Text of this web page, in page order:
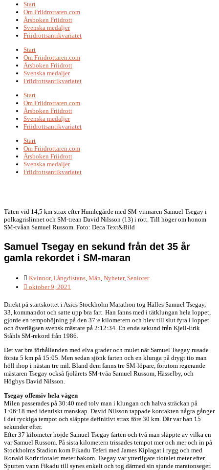
Start
Om Friidrottaren.com
Årsboken Friidrott
Svenska medaljer
Friidrottsantikvariatet
Start
Om Friidrottaren.com
Årsboken Friidrott
Svenska medaljer
Friidrottsantikvariatet
Start
Om Friidrottaren.com
Årsboken Friidrott
Svenska medaljer
Friidrottsantikvariatet
Start
Om Friidrottaren.com
Årsboken Friidrott
Svenska medaljer
Friidrottsantikvariatet
Täten vid 14,5 km strax efter Humlegårde med SM-vinnaren Samuel Tsegay i
polkagrislinnet och SM-trean David Nilsson (13) i rött. Till höger om honom
SM-tvåan Samuel Russom. Foto: Deca Text&Bild
Samuel Tsegay en sekund från det 35 år
gamla rekordet i SM-maran
Kvinnor, Långdistans, Män, Nyheter, Seniorer
oktober 9, 2021
Direkt på startskottet i Asics Stockholm Marathon tog Hälles Samuel Tsegay,
33, kommandot och satte upp bra fart. Han fanns med i tätklungan hela loppet,
gjorde en tempohöjning på den 37:e kilometern och blev till slut fyra i loppet
och överlägsen svensk mästare på 2:12:34. En enda sekund från Kjell-Erik
Ståhls SM-rekord från 1986.
Det var bra förhållanden med elva grader och mulet när Samuel Tsegay rusade
första 5 km på 15:05. Men sedan sjönk farten och en klunga på drygt tio man
höll ihop i nästan tre mil. Bland dem fanns tre SM-löpare, förutom regerande
mästaren Tsegay också fjolårets SM-tvåa Samuel Russom, Hässelby, och
Högbys David Nilsson.
Tsegay offensiv hela vägen
Milen passerades på 30:40 med tolv man i klungan och halva sträckan på
1:06:18 med identiskt manskap. David Nilsson tappade kontakten några gånger
i det ryckiga tempot och släppte definitivt strax före 30 km. Där var han 15
sekunder efter.
Efter 37 kilometer höjde Samuel Tsegay farten och två man släppte av vilka en
var Samuel Russom. På sista kilometern trissades tempot mer och mer och in på
Stockholms Stadion kom Fikadu Teferi med James Kiplagat i rygg och med
Ronald Korir tiotalet meter bakom. Tsegay var ytterligare tiotalet meter efter.
Spurten vann Fikadu till synes enkelt och tog därmed sin sjunde maratonseger.